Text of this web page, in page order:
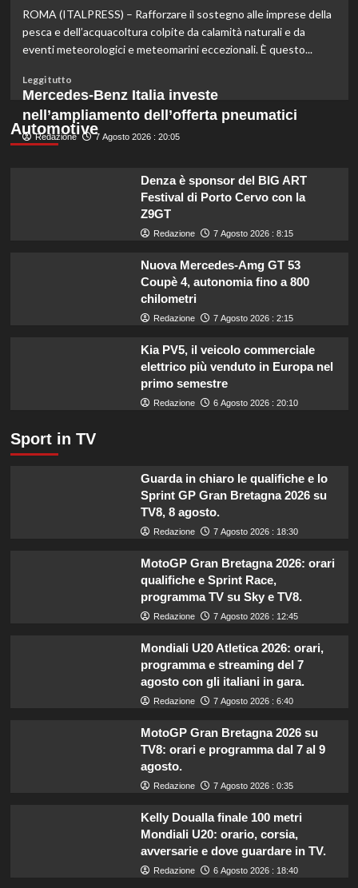
il
menù
ideale
caldo
gli
esperti.
ROMA (ITALPRESS) – Rafforzare il sostegno alle imprese della
pesca e dell’acquacoltura colpite da calamità naturali e da
eventi meteorologici e meteomarini eccezionali. È questo...
Leggi tuttoLeggi
di
più
su
Fondo
Automotive
Mercedes-Benz Italia investe
nell’ampliamento dell’offerta pneumatici
Redazione 7 Agosto 2026 : 20:05
Denza è sponsor del BIG ART
Festival di Porto Cervo con la
Z9GT
Redazione 7 Agosto 2026 : 8:15
Nuova Mercedes-Amg GT 53
Coupè 4, autonomia fino a 800
chilometri
Redazione 7 Agosto 2026 : 2:15
Kia PV5, il veicolo commerciale
elettrico più venduto in Europa nel
primo semestre
Redazione 6 Agosto 2026 : 20:10
Sport in TV
Guarda in chiaro le qualifiche e lo
Sprint GP Gran Bretagna 2026 su
TV8, 8 agosto.
Redazione 7 Agosto 2026 : 18:30
MotoGP Gran Bretagna 2026: orari
qualifiche e Sprint Race,
programma TV su Sky e TV8.
Redazione 7 Agosto 2026 : 12:45
Mondiali U20 Atletica 2026: orari,
programma e streaming del 7
agosto con gli italiani in gara.
Redazione 7 Agosto 2026 : 6:40
MotoGP Gran Bretagna 2026 su
TV8: orari e programma dal 7 al 9
agosto.
Redazione 7 Agosto 2026 : 0:35
Kelly Doualla finale 100 metri
Mondiali U20: orario, corsia,
avversarie e dove guardare in TV.
Redazione 6 Agosto 2026 : 18:40